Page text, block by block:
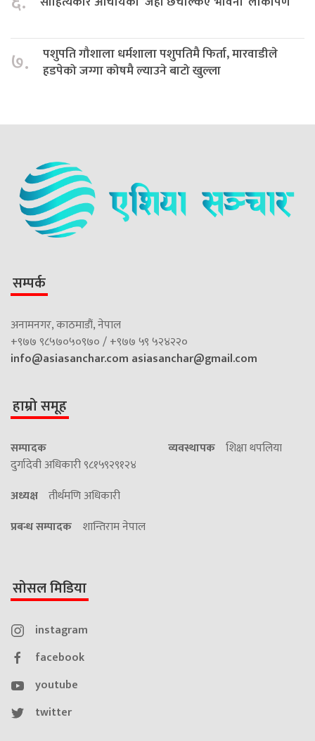
७.
पशुपति गौशाला धर्मशाला पशुपतिमै फिर्ता, मारवाडीले
हडपेको जग्गा कोषमै ल्याउने बाटो खुल्ला
सम्पर्क
अनामनगर, काठमाडौं, नेपाल
+९७७ ९८५७०५०९७० / +९७७ ५९ ५२४२२०
info@asiasanchar.com asiasanchar@gmail.com
हाम्रो समूह
सम्पादक
दुर्गादेवी अधिकारी ९८१५९२९१२४
व्यवस्थापक शिक्षा थपलिया
अध्यक्ष तीर्थमणि अधिकारी
प्रबन्ध सम्पादक शान्तिराम नेपाल
सोसल मिडिया
instagram
facebook
youtube
twitter